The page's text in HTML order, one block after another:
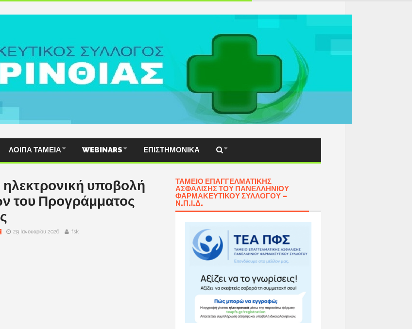
ΛΟΙΠΆ ΤΑΜΕΊΑ WEBINARS ΕΠΙΣΤΗΜΟΝΙΚΆ
υποβολή
του Προγράμματος
29 Ιανουαρίου 2026 fsk
ΤΑΜΕΊΟ ΕΠΑΓΓΕΛΜΑΤΙΚΉΣ
ΑΣΦΆΛΙΣΗΣ ΤΟΥ ΠΑΝΕΛΛΗΝΊΟΥ
ΦΑΡΜΑΚΕΥΤΙΚΟΎ ΣΥΛΛΌΓΟΥ –
Ν.Π.Ι.Δ.